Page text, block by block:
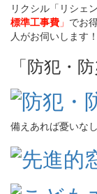
リクシル「リシェン
標準工事費 」 でお
人がお伺いします！
「防犯・
備えあれば憂いな